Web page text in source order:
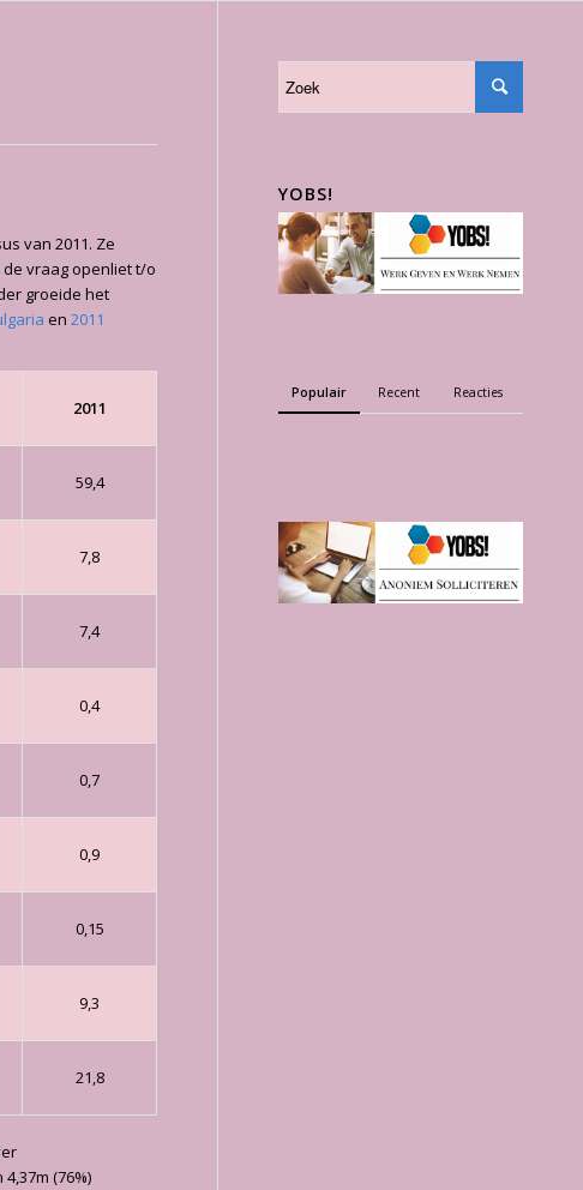
van 2011. Ze
de vraag openliet t/o
groeide het
en 2011
2011
59,4
7,8
7,4
0,4
0,7
0,9
0,15
9,3
21,8
(76%)
YOBS!
Populair Recent Reacties